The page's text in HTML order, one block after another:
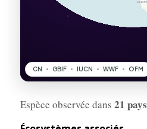
Espèce observée dans 21 pays